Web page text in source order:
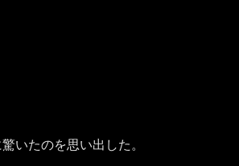
いたのを思い出した。